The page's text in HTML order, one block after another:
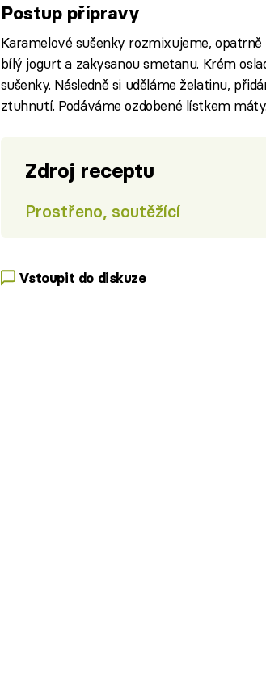
Postup přípravy
Karamelové sušenky rozmixujeme,
bílý jogurt a zakysanou smetanu. Krém
sušenky. Následně si uděláme želatinu,
ztuhnutí. Podáváme ozdobené lístkem máty.
Zdroj receptu
Prostřeno, soutěžící
Vstoupit do diskuze